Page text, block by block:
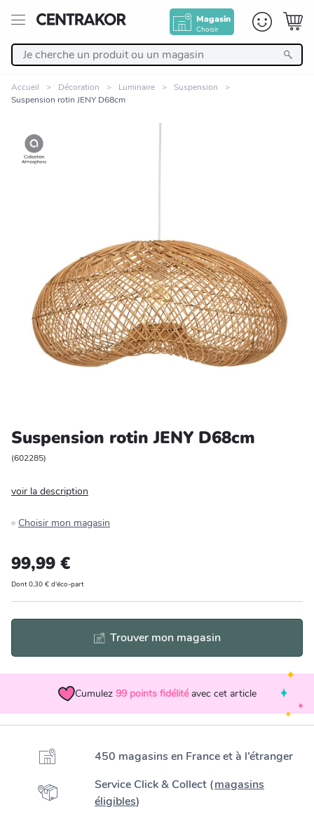
Magasin
Choisir
Décoration
Cuisine et art de la table
Salle de bain et beauté
Entretien et rangement
Bricolage et auto
Accueil Décoration Luminaire
Suspension
Suspension rotin JENY D68cm
Zoomer sur l'image
Suspension rotin JENY D68cm
(602285)
voir la description
Choisir mon magasin
99,99 €
Dont 0,30 € d'éco-part
Trouver mon magasin
Cumulez 99 points fidélité avec cet article
450 magasins en France et à l’étranger
Service Click & Collect (magasins
éligibles)